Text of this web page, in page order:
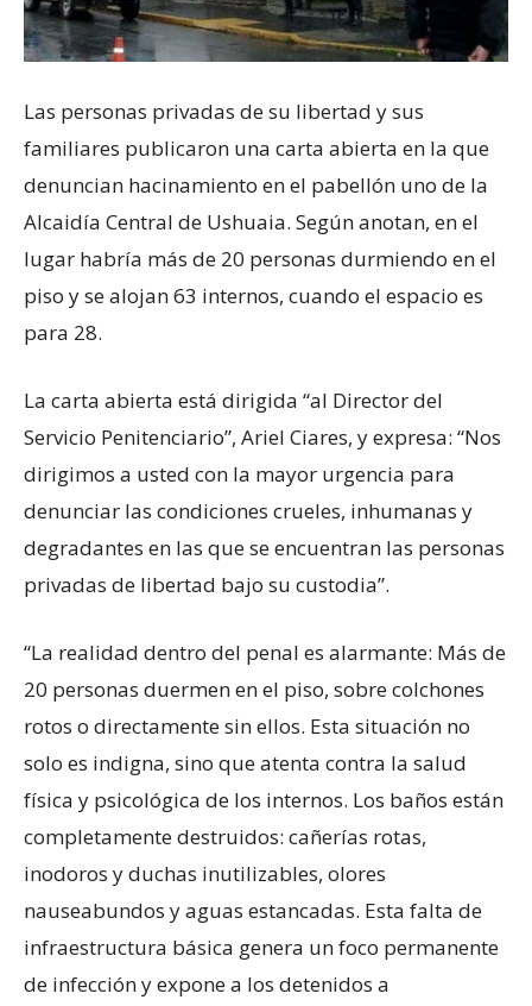
Las personas privadas de su libertad y sus
familiares publicaron una carta abierta en la que
denuncian hacinamiento en el pabellón uno de la
Alcaidía Central de Ushuaia. Según anotan, en el
lugar habría más de 20 personas durmiendo en el
piso y se alojan 63 internos, cuando el espacio es
para 28.
La carta abierta está dirigida “al Director del
Servicio Penitenciario”, Ariel Ciares, y expresa: “Nos
dirigimos a usted con la mayor urgencia para
denunciar las condiciones crueles, inhumanas y
degradantes en las que se encuentran las personas
privadas de libertad bajo su custodia”.
“La realidad dentro del penal es alarmante: Más de
20 personas duermen en el piso, sobre colchones
rotos o directamente sin ellos. Esta situación no
solo es indigna, sino que atenta contra la salud
física y psicológica de los internos. Los baños están
completamente destruidos: cañerías rotas,
inodoros y duchas inutilizables, olores
nauseabundos y aguas estancadas. Esta falta de
infraestructura básica genera un foco permanente
de infección y expone a los detenidos a